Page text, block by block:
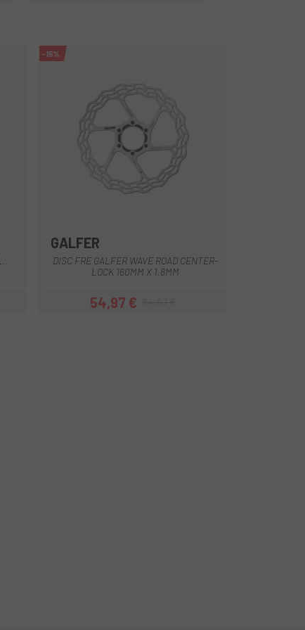
-15%
GALFER
DISC FRE GALFER WAVE ROAD CENTER-
LOCK 160MM X 1.8MM
Preu
54,97 €Preu regular